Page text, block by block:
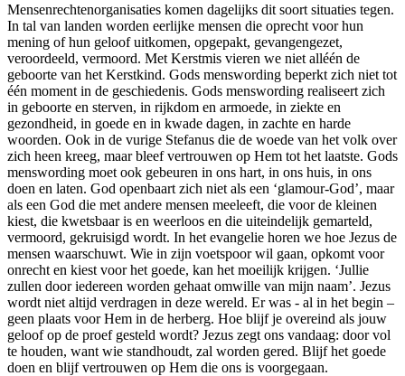
Mensenrechtenorganisaties komen dagelijks dit soort situaties tegen.
In tal van landen worden eerlijke mensen die oprecht voor hun
mening of hun geloof uitkomen, opgepakt, gevangengezet,
veroordeeld, vermoord. Met Kerstmis vieren we niet alléén de
geboorte van het Kerstkind. Gods menswording beperkt zich niet tot
één moment in de geschiedenis. Gods menswording realiseert zich
in geboorte en sterven, in rijkdom en armoede, in ziekte en
gezondheid, in goede en in kwade dagen, in zachte en harde
woorden. Ook in de vurige Stefanus die de woede van het volk over
zich heen kreeg, maar bleef vertrouwen op Hem tot het laatste. Gods
menswording moet ook gebeuren in ons hart, in ons huis, in ons
doen en laten. God openbaart zich niet als een ‘glamour-God’, maar
als een God die met andere mensen meeleeft, die voor de kleinen
kiest, die kwetsbaar is en weerloos en die uiteindelijk gemarteld,
vermoord, gekruisigd wordt. In het evangelie horen we hoe Jezus de
mensen waarschuwt. Wie in zijn voetspoor wil gaan, opkomt voor
onrecht en kiest voor het goede, kan het moeilijk krijgen. ‘Jullie
zullen door iedereen worden gehaat omwille van mijn naam’. Jezus
wordt niet altijd verdragen in deze wereld. Er was - al in het begin –
geen plaats voor Hem in de herberg. Hoe blijf je overeind als jouw
geloof op de proef gesteld wordt? Jezus zegt ons vandaag: door vol
te houden, want wie standhoudt, zal worden gered. Blijf het goede
doen en blijf vertrouwen op Hem die ons is voorgegaan.